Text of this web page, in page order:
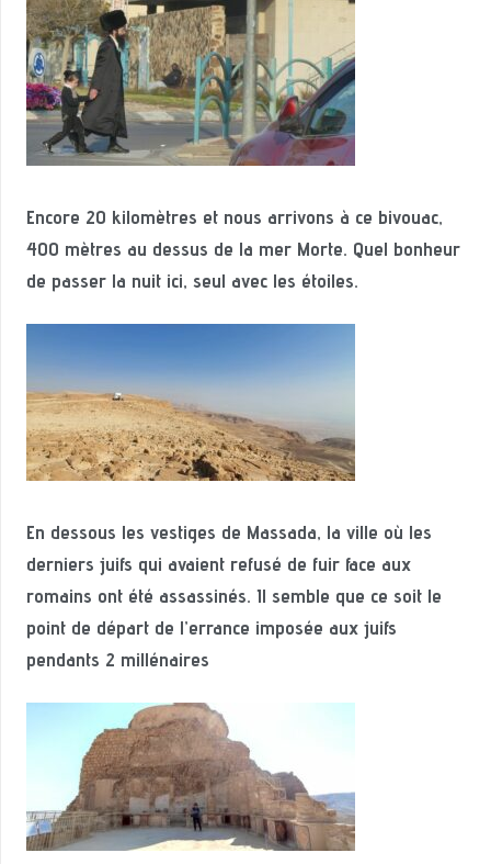
Encore 20 kilomètres et nous arrivons à ce bivouac,
400 mètres au dessus de la mer Morte. Quel bonheur
de passer la nuit ici, seul avec les étoiles.
En dessous les vestiges de Massada, la ville où les
derniers juifs qui avaient refusé de fuir face aux
romains ont été assassinés. Il semble que ce soit le
point de départ de l’errance imposée aux juifs
pendants 2 millénaires